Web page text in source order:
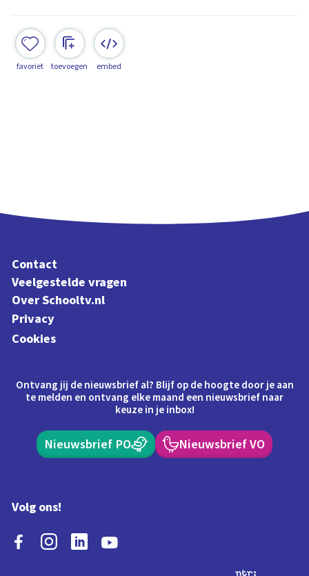
favoriet toevoegen embed
Contact
Veelgestelde vragen
Over Schooltv.nl
Privacy
Cookies
Ontvang jij de nieuwsbrief al? Blijf op de hoogte door je aan
te melden en ontvang elke maand een nieuwsbrief naar
keuze in je inbox!
Nieuwsbrief PO Nieuwsbrief VO
Volg ons!